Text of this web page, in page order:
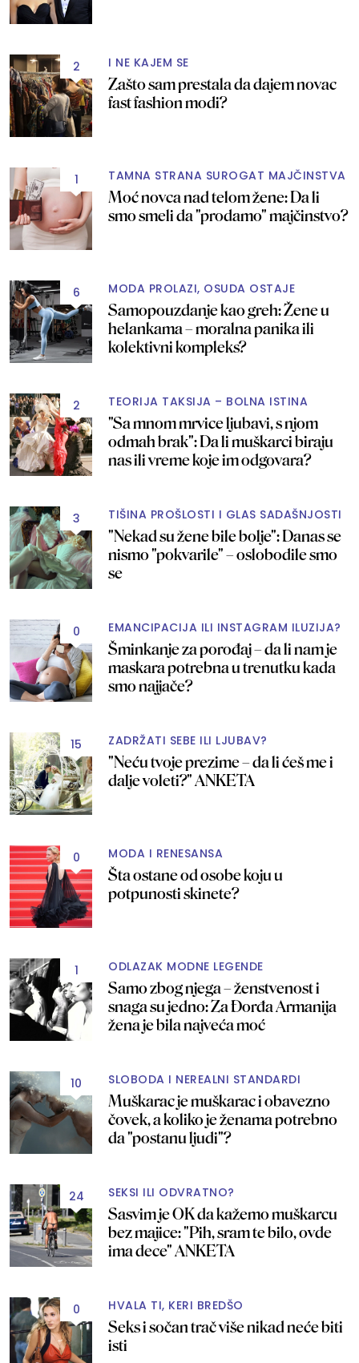
2 I NE KAJEM SE
Zašto sam prestala da dajem novac
fast fashion modi?
1 TAMNA STRANA SUROGAT MAJČINSTVA
Moć novca nad telom žene: Da li
smo smeli da "prodamo" majčinstvo?
6 MODA PROLAZI, OSUDA OSTAJE
Samopouzdanje kao greh: Žene u
helankama – moralna panika ili
kolektivni kompleks?
2 TEORIJA TAKSIJA – BOLNA ISTINA
"Sa mnom mrvice ljubavi, s njom
odmah brak": Da li muškarci biraju
nas ili vreme koje im odgovara?
3 TIŠINA PROŠLOSTI I GLAS SADAŠNJOSTI
"Nekad su žene bile bolje": Danas se
nismo "pokvarile" – oslobodile smo
se
0 EMANCIPACIJA ILI INSTAGRAM ILUZIJA?
Šminkanje za porođaj – da li nam je
maskara potrebna u trenutku kada
smo najjače?
15 ZADRŽATI SEBE ILI LJUBAV?
"Neću tvoje prezime – da li ćeš me i
dalje voleti?" ANKETA
0 MODA I RENESANSA
Šta ostane od osobe koju u
potpunosti skinete?
1 ODLAZAK MODNE LEGENDE
Samo zbog njega – ženstvenost i
snaga su jedno: Za Đorđa Armanija
žena je bila najveća moć
10 SLOBODA I NEREALNI STANDARDI
Muškarac je muškarac i obavezno
čovek, a koliko je ženama potrebno
da "postanu ljudi"?
24 SEKSI ILI ODVRATNO?
Sasvim je OK da kažemo muškarcu
bez majice: "Pih, sram te bilo, ovde
ima dece" ANKETA
0 HVALA TI, KERI BREDŠO
Seks i sočan trač više nikad neće biti
isti